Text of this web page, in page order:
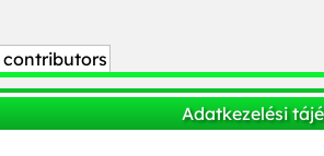
contributors
Adatkezelési